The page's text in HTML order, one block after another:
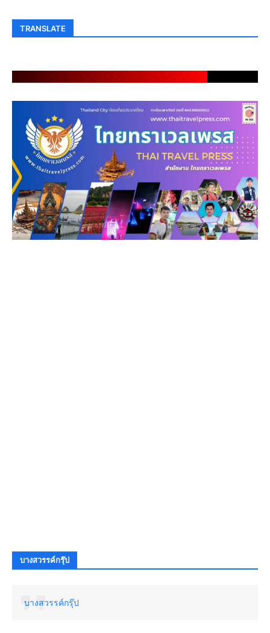
TRANSLATE
. . . . . . . . . . . . . . . . . . . . . . . .
บางสวรรค์กรุ๊ป
บางสวรรค์กรุ๊ป